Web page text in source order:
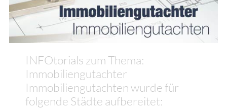
INFOtorials zum Thema:
Immobiliengutachter
Immobiliengutachten wurde für
folgende Städte aufbereitet: